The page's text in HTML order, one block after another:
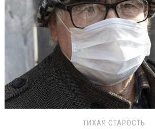
ТИХАЯ СТАРОСТЬ